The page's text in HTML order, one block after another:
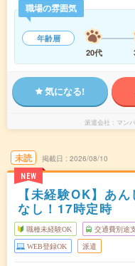
職場の雰囲気
年齢層
20代
気になる!
派遣会社 マン
未読
NEW
掲載日 2026/08/10
【未経験OK】あ
なし！17時定時
職種未経験OK 交通費別途
WEB登録OK 派遣